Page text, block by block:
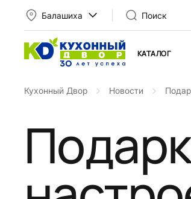
Балашиха Поиск
КАТАЛОГ
Кухонный Двор Новости